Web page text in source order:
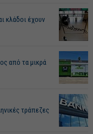
κλάδοι έχουν
από τα μικρά
τράπεζες